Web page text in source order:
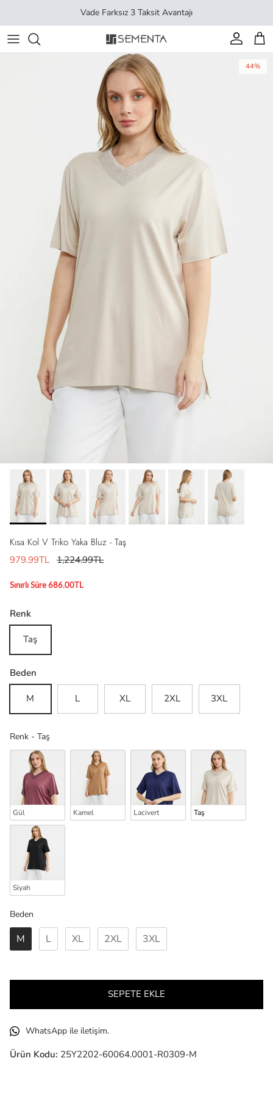
Vade Farksız 3 Taksit Avantajı
Hesap
44%
Kısa Kol V Triko Yaka Bluz - Taş
979.99TL 1,224.99TL
Sınırlı Süre 686.00TL
Renk
Taş
Beden
M L XL 2XL 3XL
Renk - Taş
Gül Kamel Lacivert Taş
Siyah
Beden
Beden
M L XL 2XL 3XL
SEPETE EKLE
WhatsApp ile iletişim.
Ürün Kodu: 25Y2202-60064.0001-R0309-M